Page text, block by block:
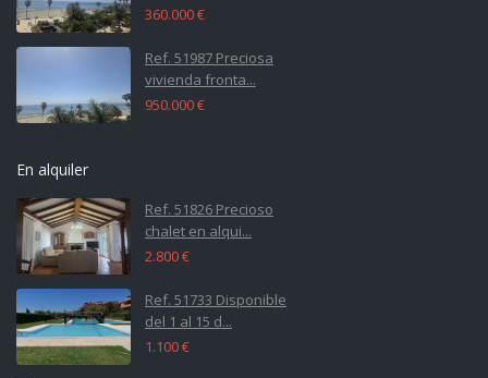
360.000 €
Ref. 51987 Preciosa
vivienda fronta...
950.000 €
En alquiler
Ref. 51826 Precioso
chalet en alqui...
2.800 €
Ref. 51733 Disponible
del 1 al 15 d...
1.100 €